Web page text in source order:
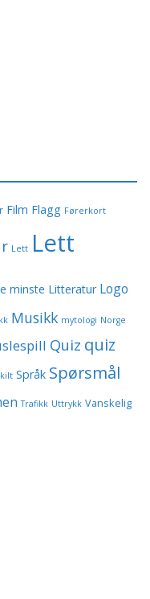
Film Flagg Førerkort
Lett Lett
minste Litteratur Logo
Musikk mytologi Norge
Quiz quiz
Språk Spørsmål
Trafikk Uttrykk Vanskelig